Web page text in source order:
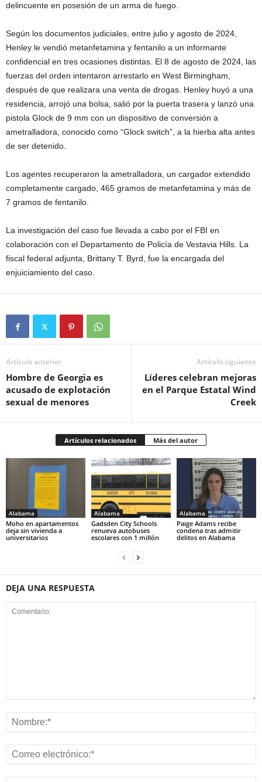
delincuente en posesión de un arma de fuego.
Según los documentos judiciales, entre julio y agosto de 2024,
Henley le vendió metanfetamina y fentanilo a un informante
confidencial en tres ocasiones distintas. El 8 de agosto de 2024, las
fuerzas del orden intentaron arrestarlo en West Birmingham,
después de que realizara una venta de drogas. Henley huyó a una
residencia, arrojó una bolsa, salió por la puerta trasera y lanzó una
pistola Glock de 9 mm con un dispositivo de conversión a
ametralladora, conocido como “Glock switch”, a la hierba alta antes
de ser detenido.
Los agentes recuperaron la ametralladora, un cargador extendido
completamente cargado, 465 gramos de metanfetamina y más de
7 gramos de fentanilo.
La investigación del caso fue llevada a cabo por el FBI en
colaboración con el Departamento de Policía de Vestavia Hills. La
fiscal federal adjunta, Brittany T. Byrd, fue la encargada del
enjuiciamiento del caso.
Artículo anterior
Hombre de Georgia es
acusado de explotación
sexual de menores
Artículo siguiente
Líderes celebran mejoras
en el Parque Estatal Wind
Creek
Artículos relacionados Más del autor
Alabama
Moho en apartamentos
deja sin vivienda a
universitarios
Alabama
Gadsden City Schools
renueva autobuses
escolares con 1 millón
Alabama
Paige Adams recibe
condena tras admitir
delitos en Alabama
DEJA UNA RESPUESTA